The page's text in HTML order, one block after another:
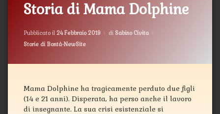
Storia di Mama Dolphine
Pubblicato il 24 Febbraio 2019
Aggiornato il12 Marzo 2019
di Sabino Civita
Categorie:
Storie di Bontà-NewSite
Mama Dolphine ha tragicamente perduto due figli
(14 e 21 anni). Disperata, ha perso anche il lavoro
di insegnante. La sua crisi esistenziale si